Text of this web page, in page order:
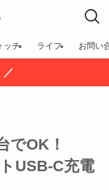
ッチ ライフ お問い
／
でOK！
USB-C充電